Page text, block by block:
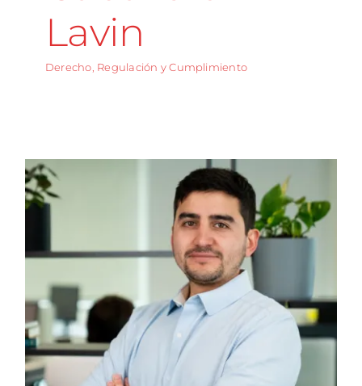
Lavin
Derecho, Regulación y Cumplimiento